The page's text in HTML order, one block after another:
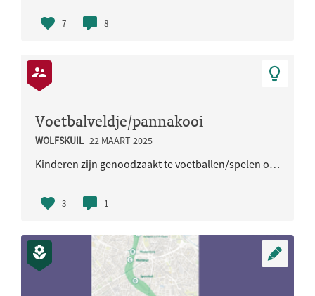
7 8
Voetbalveldje/pannakooi
WOLFSKUIL 22 MAART 2025
Kinderen zijn genoodzaakt te voetballen/spelen op straat, waar regelmatig auto's rijden. Dit zorgt..
3 1